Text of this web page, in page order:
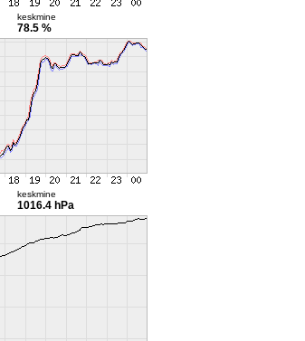
keskmine
78.5 %
keskmine
1016.4 hPa